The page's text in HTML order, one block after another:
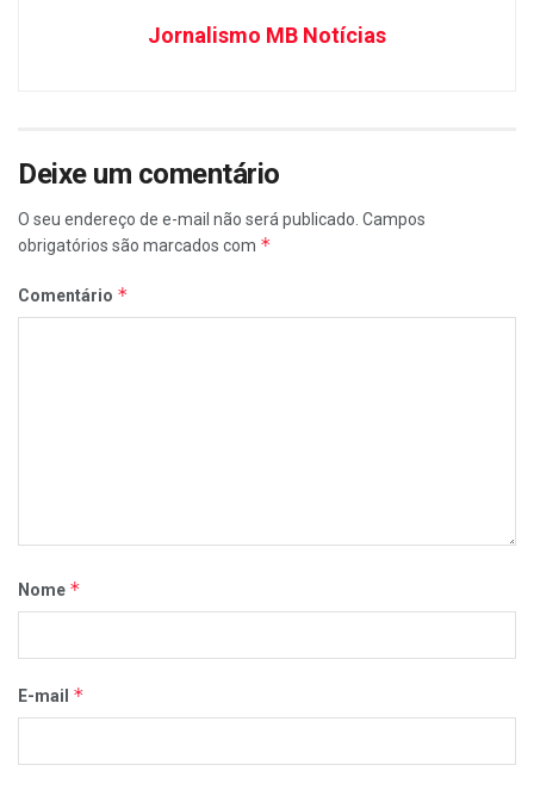
Jornalismo MB Notícias
Deixe um comentário
O seu endereço de e-mail não será publicado. Campos
obrigatórios são marcados com *
Comentário *
Nome *
E-mail *